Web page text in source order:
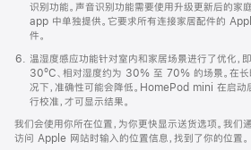
识别功能。声音识别功能需要使用升级更新后的家
app 中单独提供。它要求所有连接家居配件的
件。
温湿度感应功能针对室内和家居场景进行了优化，
30ºC、相对湿度约为 30% 至 70% 的场景。在长
况下，准确性可能会降低。HomePod mini 在启动
行校准，才可显示结果。
我们会使用你所在位置，为你更快显示送货选项。我们
访问 Apple 网站时输入的位置信息，找到了你的位置。